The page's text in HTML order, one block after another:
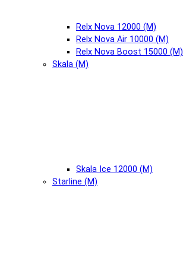
Relx Nova 12000 (М)
Relx Nova Air 10000 (М)
Relx Nova Boost 15000 (М)
Skala (М)
Skala Ice 12000 (М)
Starline (М)